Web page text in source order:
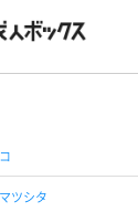
ツシタ